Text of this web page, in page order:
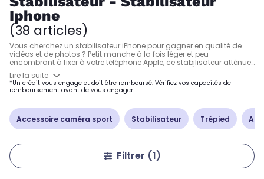
Iphone
(38 articles)
Vous cherchez un stabilisateur iPhone pour gagner en qualité de
vidéos et de photos ? Petit manche à la fois léger et peu
encombrant à fixer à votre téléphone Apple, ce stabilisateur atténue
énormément les différents mouvements parasites (tremblements,
secousses, etc.) et permet de gagner en netteté. Retrouvez les
stabilisateurs iPhone compatibles et offrant des performances
irréprochables, à l’image des modèles Osmo mobile 5 de DJI,
Gimpod X1 et VLOG Pocket de PNJ.
Lire la suite
*Un crédit vous engage et doit être remboursé. Vérifiez vos capacités de
remboursement avant de vous engager.
Accessoire caméra sport Stabilisateur Trépied
Filtrer (1)